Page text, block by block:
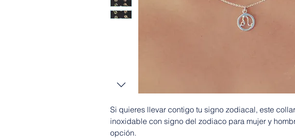
Si quieres llevar contigo tu signo zodiacal, este
inoxidable con signo del zodiaco para mujer y
opción.